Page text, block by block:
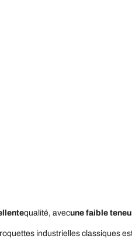
qualité, avecune faible
industrielles classiques